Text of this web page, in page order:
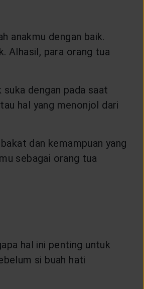
anakmu dengan baik.
Alhasil, para orang tua
dengan pada saat
hal yang menonjol dari
dan kemampuan yang
sebagai orang tua
hal ini penting untuk
si buah hati